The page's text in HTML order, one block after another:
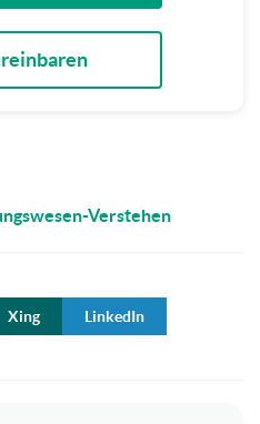
Verstehen
Xing LinkedIn